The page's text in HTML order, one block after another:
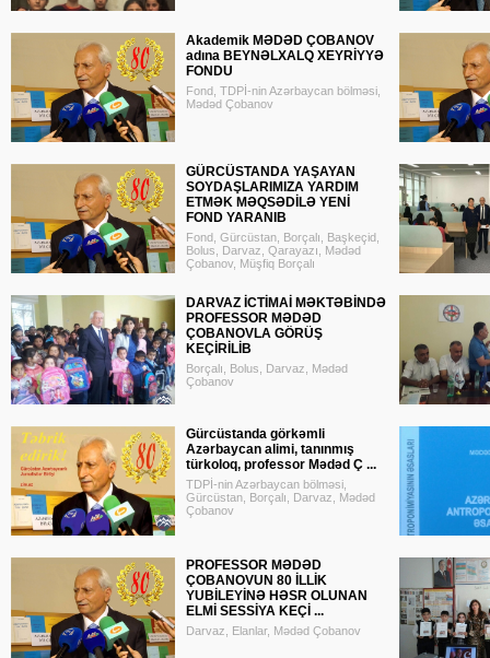
Akademik MƏDƏD ÇOBANOV
adına BEYNƏLXALQ XEYRİYYƏ
FONDU
Fond, TDPİ-nin Azərbaycan bölməsi,
Mədəd Çobanov
GÜRCÜSTANDA YAŞAYAN
SOYDAŞLARIMIZA YARDIM
ETMƏK MƏQSƏDİLƏ YENİ
FOND YARANIB
Fond, Gürcüstan, Borçalı, Başkeçid,
Bolus, Darvaz, Qarayazı, Mədəd
Çobanov, Müşfiq Borçalı
DARVAZ İCTİMAİ MƏKTƏBİNDƏ
PROFESSOR MƏDƏD
ÇOBANOVLA GÖRÜŞ
KEÇİRİLİB
Borçalı, Bolus, Darvaz, Mədəd
Çobanov
Gürcüstanda görkəmli
Azərbaycan alimi, tanınmış
türkoloq, professor Mədəd Ç ...
TDPİ-nin Azərbaycan bölməsi,
Gürcüstan, Borçalı, Darvaz, Mədəd
Çobanov
PROFESSOR MƏDƏD
ÇOBANOVUN 80 İLLİK
YUBİLEYİNƏ HƏSR OLUNAN
ELMİ SESSİYA KEÇİ ...
Darvaz, Elanlar, Mədəd Çobanov